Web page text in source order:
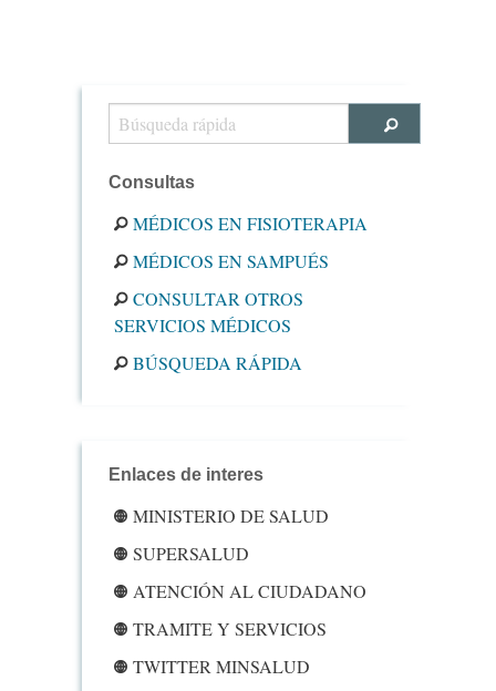
Consultas
MÉDICOS EN FISIOTERAPIA
MÉDICOS EN SAMPUÉS
CONSULTAR OTROS
SERVICIOS MÉDICOS
BÚSQUEDA RÁPIDA
Enlaces de interes
MINISTERIO DE SALUD
SUPERSALUD
ATENCIÓN AL CIUDADANO
TRAMITE Y SERVICIOS
TWITTER MINSALUD